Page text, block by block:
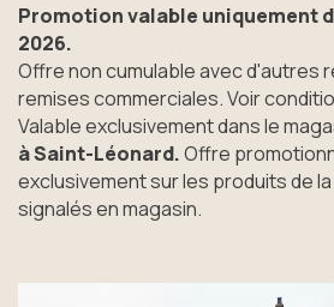
Promotion valable uniquement
2026.
Offre non cumulable avec d'autres
remises commerciales. Voir
Valable exclusivement dans le
à Saint-Léonard.Offre
exclusivement sur les produits de
signalés en magasin.